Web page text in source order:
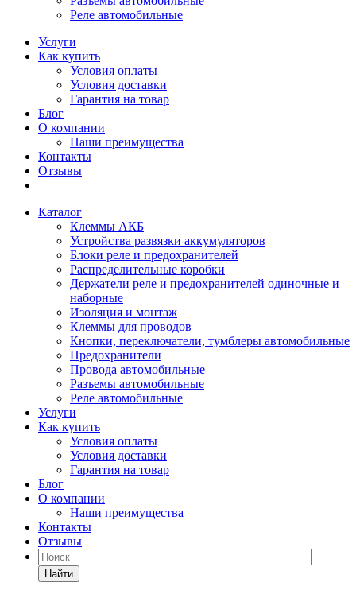
Реле автомобильные
Услуги
Как купить
Условия оплаты
Условия доставки
Гарантия на товар
Блог
О компании
Наши преимущества
Контакты
Отзывы
Каталог
Клеммы АКБ
Устройства развязки аккумуляторов
Блоки реле и предохранителей
Распределительные коробки
Держатели реле и предохранителей одиночные и
наборные
Изоляция и монтаж
Клеммы для проводов
Кнопки, переключатели, тумблеры автомобильные
Предохранители
Провода автомобильные
Разъемы автомобильные
Реле автомобильные
Услуги
Как купить
Условия оплаты
Условия доставки
Гарантия на товар
Блог
О компании
Наши преимущества
Контакты
Отзывы
Найти